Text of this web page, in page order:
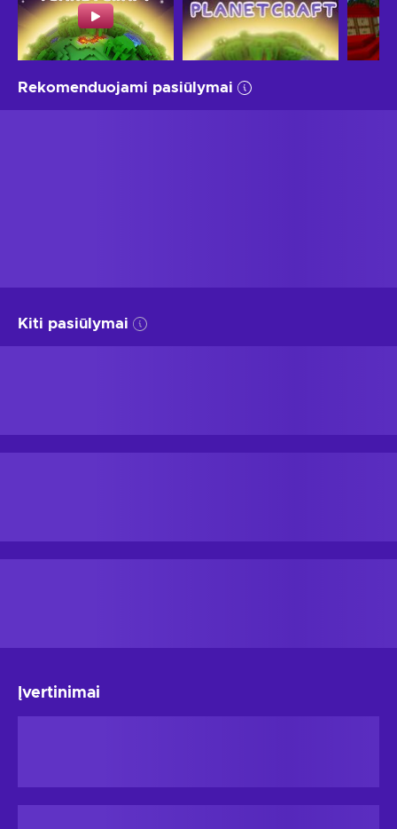
Rekomenduojami pasiūlymai
Kiti pasiūlymai
Įvertinimai